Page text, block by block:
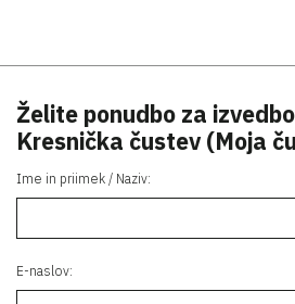
Želite ponudbo za
Kresnička čustev (Moja
Ime in priimek / Naziv:
E-naslov: